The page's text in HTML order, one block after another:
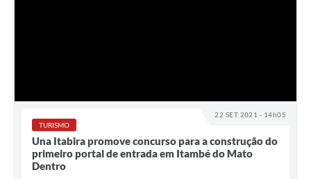
22 SET 2021 - 14h05
TURISMO
Una Itabira promove concurso para a construção do
primeiro portal de entrada em Itambé do Mato
Dentro